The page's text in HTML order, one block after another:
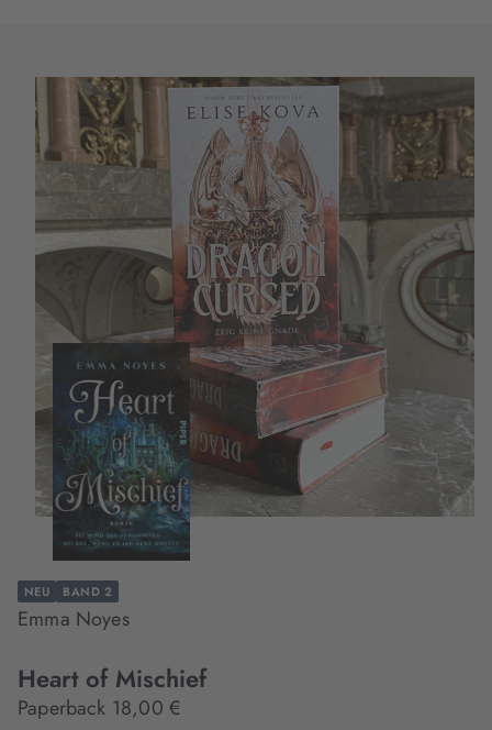
NEU BAND 2
Emma Noyes
Heart of Mischief
Paperback 18,00 €